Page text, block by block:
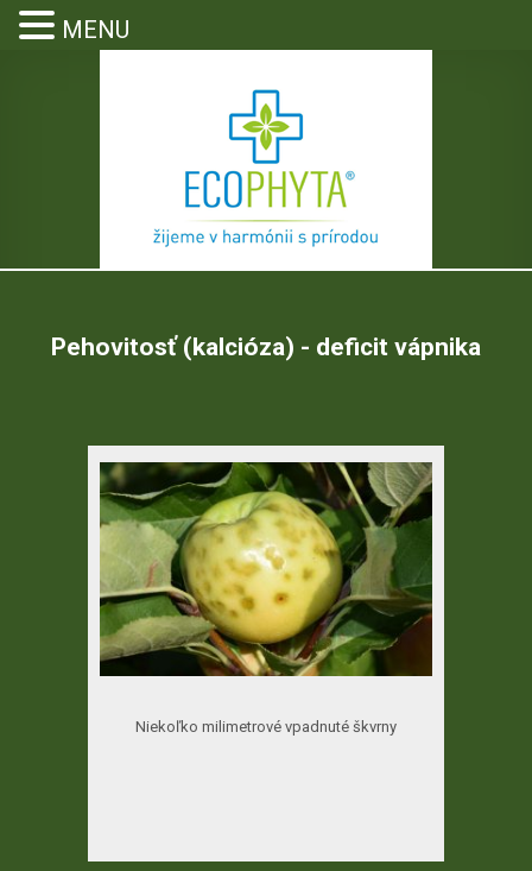
služba
Pehovitosť (kalcióza) - deficit vápnika
Niekoľko milimetrové vpadnuté škvrny
MENU